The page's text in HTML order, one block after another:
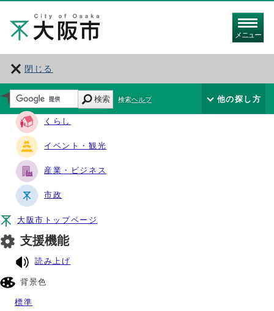
メニュー
閉じる
サイト・ナビ
くらし
イベント・観光
産業・ビジネス
市政
大阪市トップページ
支援機能
読み上げ
背景色
標準
検索 検索ヘルプ 他の探し方